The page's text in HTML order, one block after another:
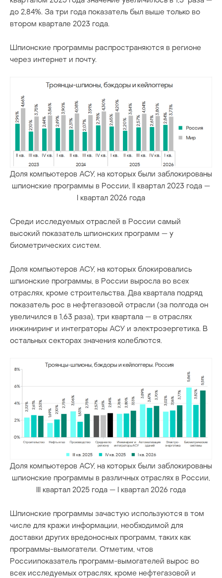
до 2,84%. За три года показатель был выше только во
втором квартале 2023 года.
Шпионские программы распространяются в регионе
через интернет и почту.
Доля компьютеров АСУ, на которых были заблокированы
шпионские программы в России, II квартал 2023 года —
I квартал 2026 года
Среди исследуемых отраслей в России самый
высокий показатель шпионских программ — у
биометрических систем.
Доля компьютеров АСУ, на которых блокировались
шпионские программы, в России выросла во всех
отраслях, кроме строительства. Два квартала подряд
показатель рос в нефтегазовой отрасли (за полгода он
увеличился в 1,63 раза), три квартала — в отраслях
инжиниринг и интеграторы АСУ и электроэергетика. В
остальных секторах значения колеблются.
Доля компьютеров АСУ, на которых были заблокированы
шпионские программы в различных отраслях в России,
III квартал 2025 года — I квартал 2026 года
Шпионские программы зачастую используются в том
числе для кражи информации, необходимой для
доставки других вредоносных программ, таких как
программы-вымогатели. Отметим, чтов
Россиипоказатель программ-вымогателей вырос во
всех исследуемых отраслях, кроме нефтегазовой и